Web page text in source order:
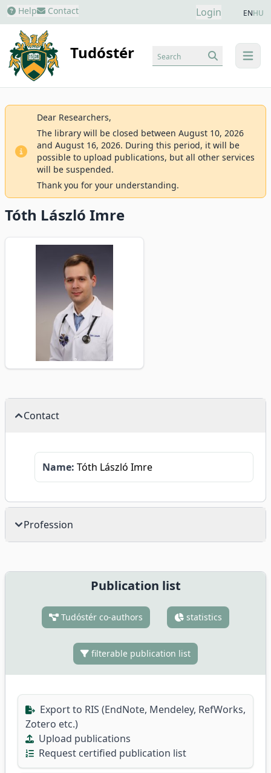
Help Contact Login ENHU
Tudóstér menu
Search
Dear Researchers,
The library will be closed between August 10, 2026
and August 16, 2026. During this period, it will be
possible to upload publications, but all other services
will be suspended.
Thank you for your understanding.
Tóth László Imre
Contact
Name: Tóth László Imre
Profession
Publication list
Tudóstér co-authors statistics
filterable publication list
Export to RIS (EndNote, Mendeley, RefWorks,
Zotero etc.)
Upload publications
Request certified publication list